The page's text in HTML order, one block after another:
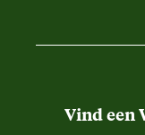
Vind een